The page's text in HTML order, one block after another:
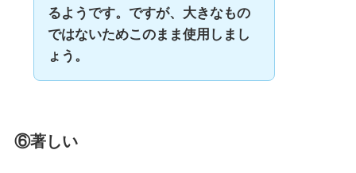
るようです。ですが、大きなもの
ではないためこのまま使用しまし
ょう。
⑥著しい